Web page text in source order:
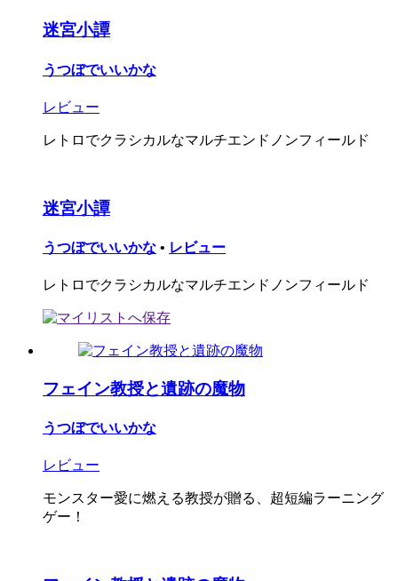
迷宮小譚
うつぼでいいかな
レビュー
レトロでクラシカルなマルチエンドノンフィールド
迷宮小譚
うつぼでいいかな • レビュー
レトロでクラシカルなマルチエンドノンフィールド
フェイン教授と遺跡の魔物
うつぼでいいかな
レビュー
モンスター愛に燃える教授が贈る、超短編ラーニング
ゲー！